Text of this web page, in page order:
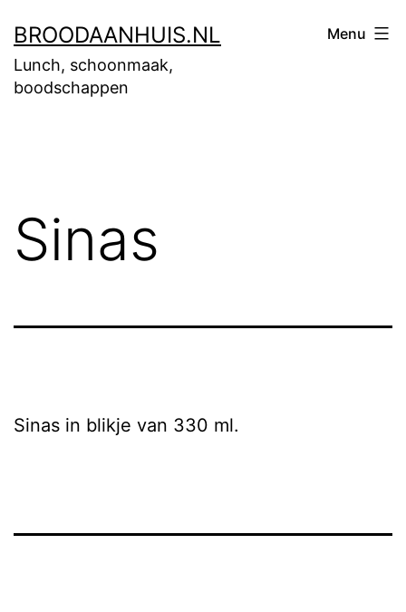
naar
de
BROODAANHUIS.NL
Lunch, schoonmaak,
boodschappen
Menu
Sinas
Sinas in blikje van 330 ml.